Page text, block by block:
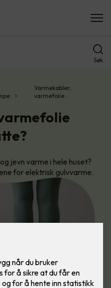
Søk
Varmekabler,
varmefolie…
jevn varme i hele huset?
for elektrisk gulvvarme.